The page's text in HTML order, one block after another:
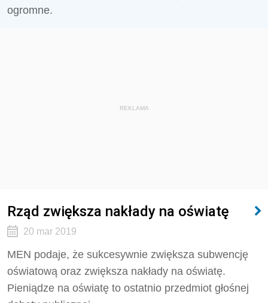
ogromne.
REKLAMA
Rząd zwiększa nakłady na oświatę
20 mar 2019
MEN podaje, że sukcesywnie zwiększa subwencję
oświatową oraz zwiększa nakłady na oświatę.
Pieniądze na oświatę to ostatnio przedmiot głośnej